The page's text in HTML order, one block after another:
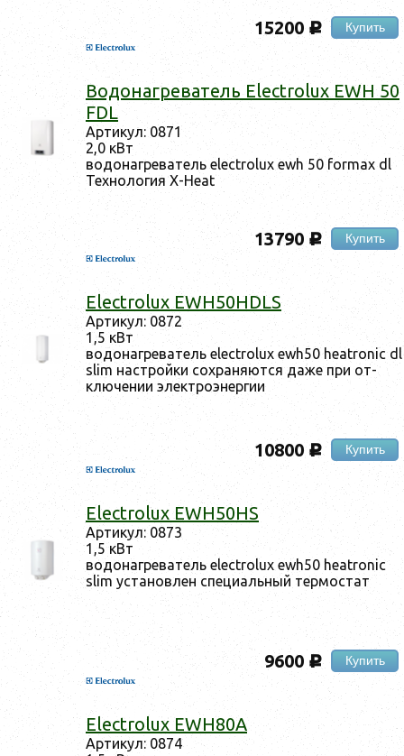
15200 c Купить
Во­донаг­ре­ватель Electrolux EWH 50
FDL
Ар­ти­кул: 0871
2,0 кВт
во­донаг­ре­ватель electrolux ewh 50 formax dl
Тех­но­логия X-Heat
13790 c Купить
Electrolux EWH50HDLS
Ар­ти­кул: 0872
1,5 кВт
во­донаг­ре­ватель electrolux ewh50 heatronic dl
slim нас­трой­ки сох­ра­ня­ют­ся да­же при от­
клю­чении элек­тро­энер­гии
10800 c Купить
Electrolux EWH50HS
Ар­ти­кул: 0873
1,5 кВт
во­донаг­ре­ватель electrolux ewh50 heatronic
slim ус­та­нов­лен спе­ци­аль­ный тер­мостат
9600 c Купить
Electrolux EWH80A
Ар­ти­кул: 0874